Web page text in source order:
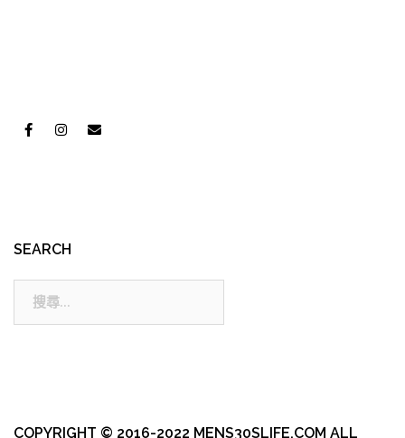
SEARCH
COPYRIGHT © 2016-2022 MENS30SLIFE.COM ALL